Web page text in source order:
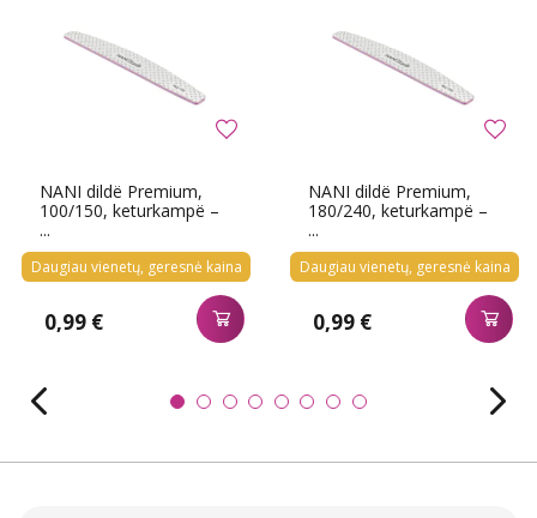
NANI dildë Premium,
100/150, keturkampë –
...
Daugiau vienetų, geresnė kaina
0,99 €
NANI dildë Premium,
180/240, keturkampë –
...
Daugiau vienetų, geresnė kaina
0,99 €